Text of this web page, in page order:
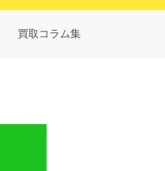
買取コラム集